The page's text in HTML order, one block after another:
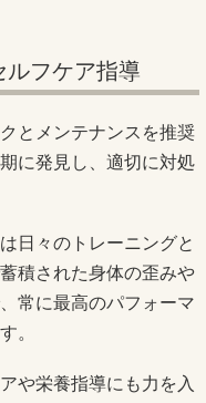
ルフケア指導
とメンテナンスを推奨
に発見し、適切に対処
日々のトレーニングと
積された身体の歪みや
常に最高のパフォーマ
。
や栄養指導にも力を入